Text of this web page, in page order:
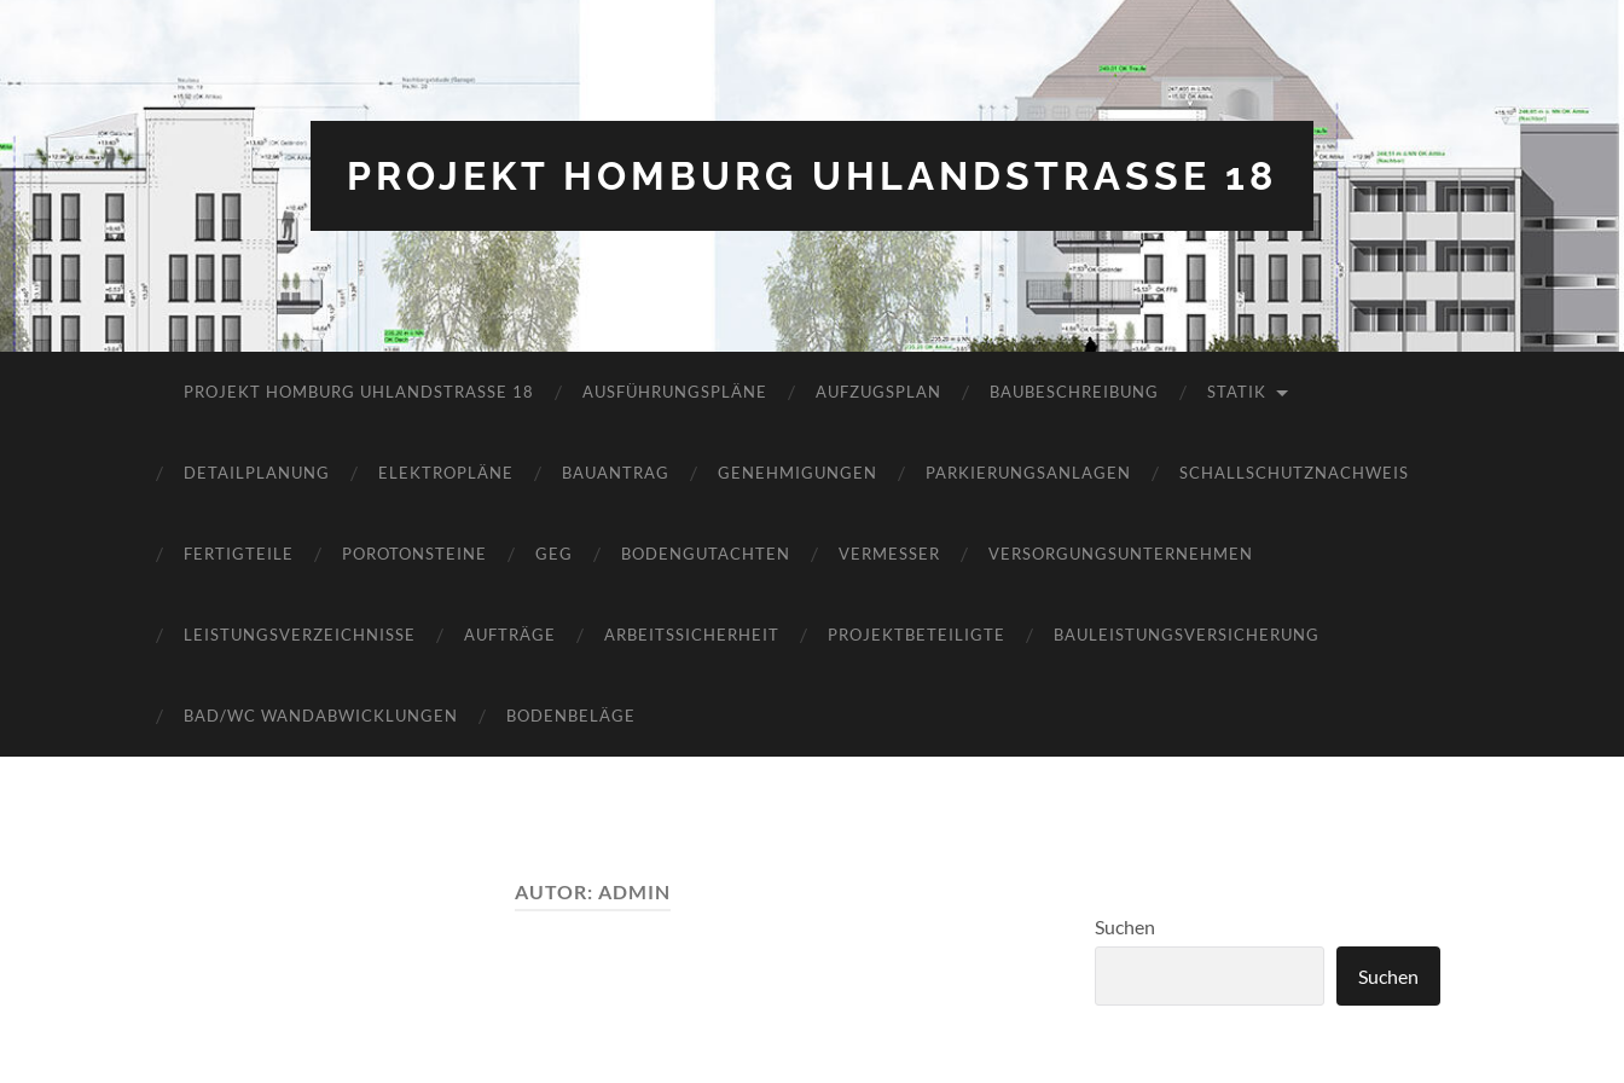
PROJEKT HOMBURG UHLANDSTRASSE 18
PROJEKT HOMBURG UHLANDSTRASSE 18 AUSFÜHRUNGSPLÄNE AUFZUGSPLAN BAUBESCHREIBUNG STATIK
DETAILPLANUNG ELEKTROPLÄNE BAUANTRAG GENEHMIGUNGEN PARKIERUNGSANLAGEN SCHALLSCHUTZNACHWEIS
FERTIGTEILE POROTONSTEINE GEG BODENGUTACHTEN VERMESSER VERSORGUNGSUNTERNEHMEN
LEISTUNGSVERZEICHNISSE AUFTRÄGE ARBEITSSICHERHEIT PROJEKTBETEILIGTE BAULEISTUNGSVERSICHERUNG
BAD/WC WANDABWICKLUNGEN BODENBELÄGE
AUTOR: ADMIN
Suchen
Suchen